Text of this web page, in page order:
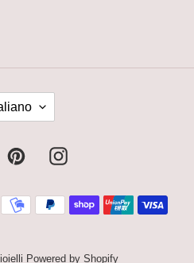
PinterestInstagram
Metodi
di
Powered by Shopify